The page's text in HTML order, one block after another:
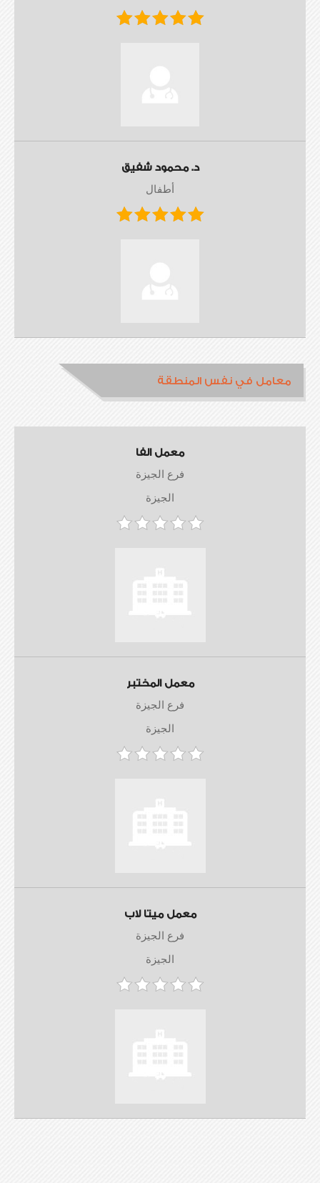
د. محمود شفيق
أطفال
معامل في نفس المنطقة
معمل الفا
فرع الجيزة
الجيزة
معمل المختبر
فرع الجيزة
الجيزة
معمل ميتا لاب
فرع الجيزة
الجيزة